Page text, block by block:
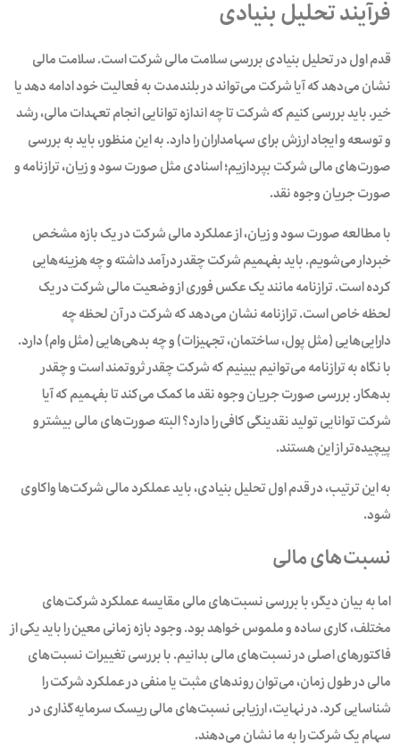
فرآیند تحلیل بنیادی
قدم اول در تحلیل بنیادی بررسی سلامت مالی شرکت است. سلامت مالی
نشان می‌دهد که آیا شرکت می‌تواند در بلندمدت به فعالیت خود ادامه دهد یا
خیر. باید بررسی کنیم که شرکت تا چه اندازه توانایی انجام تعهدات مالی، رشد
و توسعه و ایجاد ارزش برای سهامداران را دارد. به این منظور، باید به بررسی
صورت‌های مالی شرکت بپردازیم؛ اسنادی مثل صورت سود و زیان، ترازنامه و
صورت جریان وجوه نقد.
با مطالعه صورت سود و زیان، از عملکرد مالی شرکت در یک بازه مشخص
خبردار می‌شویم. باید بفهمیم شرکت چقدر درآمد داشته و چه هزینه‌هایی
کرده است. ترازنامه مانند یک عکس فوری از وضعیت مالی شرکت در یک
لحظه خاص است. ترازنامه نشان می‌دهد که شرکت در آن لحظه چه
دارایی‌هایی (مثل پول، ساختمان، تجهیزات) و چه بدهی‌هایی (مثل وام) دارد.
با نگاه به ترازنامه می‌توانیم ببینیم که شرکت چقدر ثروتمند است و چقدر
بدهکار. بررسی صورت جریان وجوه نقد ما کمک می‌کند تا بفهمیم که آیا
شرکت توانایی تولید نقدینگی کافی را دارد؟ البته صورت‌های مالی بیشتر و
پیچیده‌تر از این هستند.
به این ترتیب، در قدم اول تحلیل بنیادی، باید عملکرد مالی شرکت‌ها واکاوی
شود.
نسبت‌های مالی
اما به بیان دیگر، با بررسی نسبت‌های مالی مقایسه عملکرد شرکت‌های
مختلف، کاری ساده و ملموس خواهد بود.‌ وجود بازه زمانی معین را باید یکی از
فاکتور‌های اصلی در نسبت‌های مالی بدانیم. با بررسی تغییرات نسبت‌های
مالی در طول زمان، می‌توان روندهای مثبت یا منفی در عملکرد شرکت را
شناسایی کرد. در نهایت، ارزیابی نسبت‌های مالی ریسک سرمایه‌گذاری در‌
سهام یک شرکت را به ما نشان می‌دهند.